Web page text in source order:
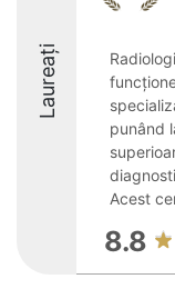
Laureați
punând
Acest
8.8